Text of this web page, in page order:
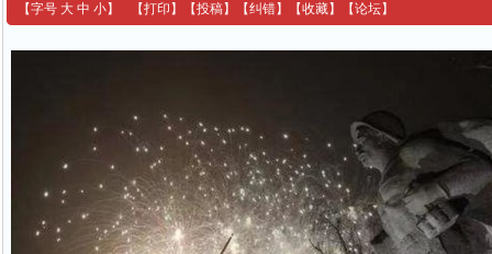
【字号 大 中 小】 【打印 】 【投稿】 【纠错】 【收藏】 【论坛】